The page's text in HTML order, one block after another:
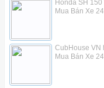
Honda SH
Mua Bán Xe
CubHouse VN
Mua Bán Xe